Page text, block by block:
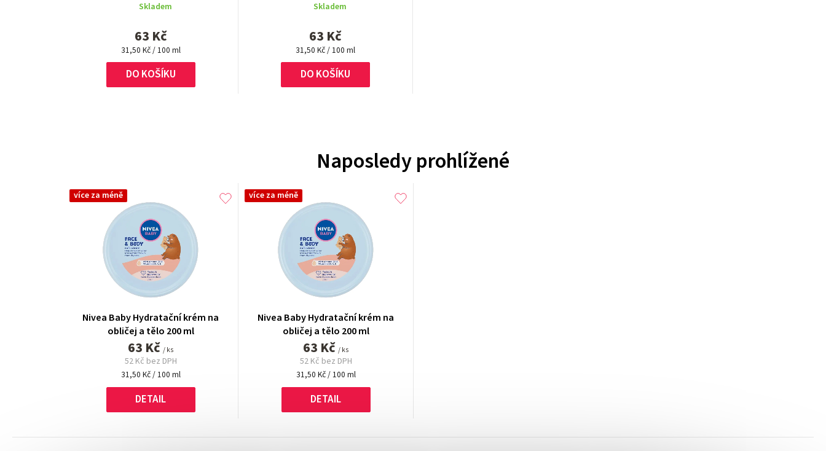
Skladem
63 Kč
Měrná
cena:
31,50 Kč / 100 ml
DO KOŠÍKU
Skladem
63 Kč
Měrná
cena:
31,50 Kč / 100 ml
DO KOŠÍKU
Naposledy prohlížené
více za méně
Nivea Baby Hydratační krém na
obličej a tělo 200 ml
63 Kč / ks
52 Kč bez DPH
Měrná
31,50 Kč / 100 ml
DETAIL
více za méně
Nivea Baby Hydratační krém na
obličej a tělo 200 ml
63 Kč / ks
52 Kč bez DPH
Měrná
31,50 Kč / 100 ml
DETAIL